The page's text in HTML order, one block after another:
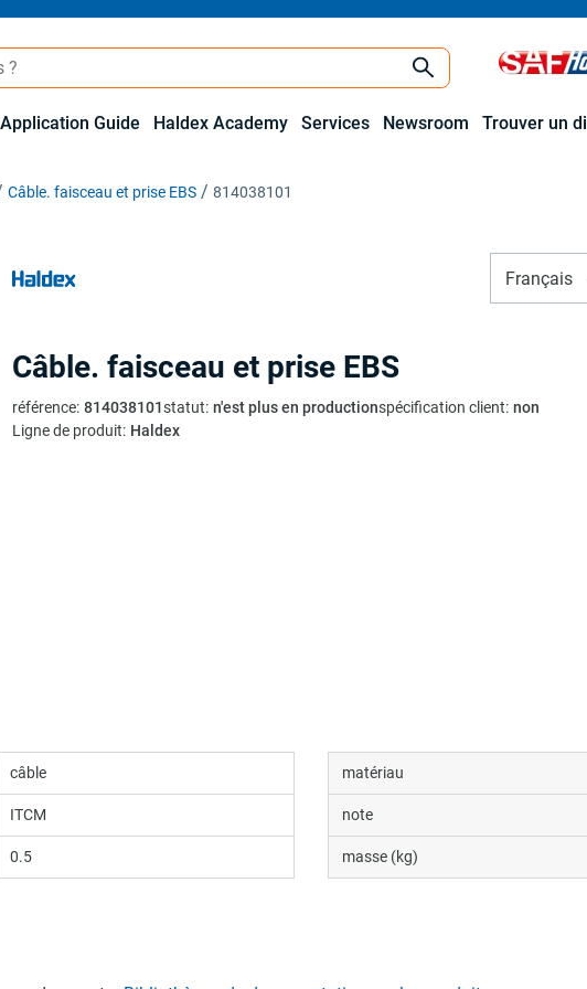
Guide Haldex Academy Services Newsroom Trouver un
Câble. faisceau et prise EBS 814038101
Câble. faisceau et prise EBS
référence: 814038101statut: n'est plus en productionspécification client: non
Ligne de produit: Haldex
Français
câble
ITCM
0.5
matériau
note
masse (kg)